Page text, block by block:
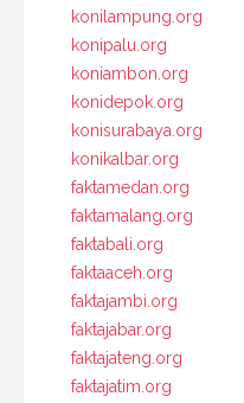
konilampung.org
konipalu.org
koniambon.org
konidepok.org
konisurabaya.org
konikalbar.org
faktamedan.org
faktamalang.org
faktabali.org
faktaaceh.org
faktajambi.org
faktajabar.org
faktajateng.org
faktajatim.org